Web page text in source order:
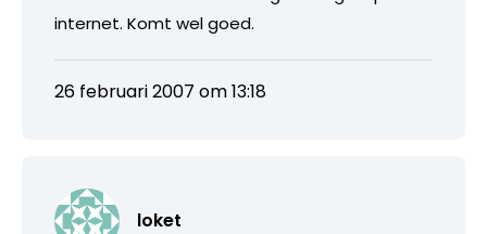
internet. Komt wel goed.
26 februari 2007 om 13:18
loket